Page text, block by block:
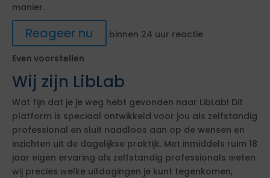
manier.
Reageer nu
binnen 24 uur reactie
Even voorstellen
Wij zijn LibLab
Wat fijn dat je je weg hebt gevonden naar LibLab! Dit
platform is speciaal ontwikkeld voor jou als zelfstandig
professional en sluit naadloos aan op de wensen en
inzichten uit de dagelijkse praktijk. Met inmiddels ruim 18
jaar eigen ervaring als zelfstandig professionals weten
wij precies welke uitdagingen je kunt tegenkomen,